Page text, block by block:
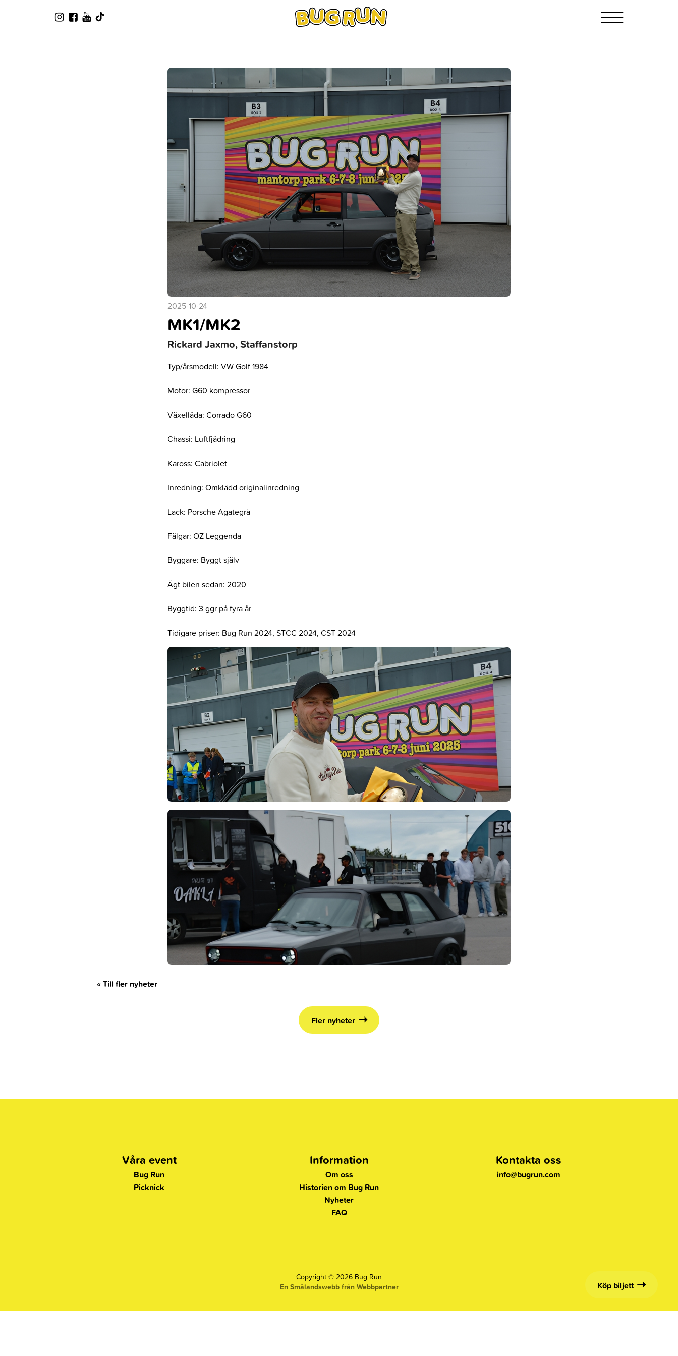
2025-10-24
MK1/MK2
Rickard Jaxmo, Staffanstorp
Typ/årsmodell: VW Golf 1984
Motor: G60 kompressor
Växellåda: Corrado G60
Chassi: Luftfjädring
Kaross: Cabriolet
Inredning: Omklädd originalinredning
Lack: Porsche Agategrå
Fälgar: OZ Leggenda
Byggare: Byggt själv
Ägt bilen sedan: 2020
Byggtid: 3 ggr på fyra år
Tidigare priser: Bug Run 2024, STCC 2024, CST 2024
« Till fler nyheter
Fler nyheter
Köp biljett
Våra event
Bug Run
Picknick
Information
Om oss
Historien om Bug Run
Nyheter
FAQ
Kontakta oss
info@bugrun.com
Copyright © 2026 Bug Run
En Smålandswebb från Webbpartner